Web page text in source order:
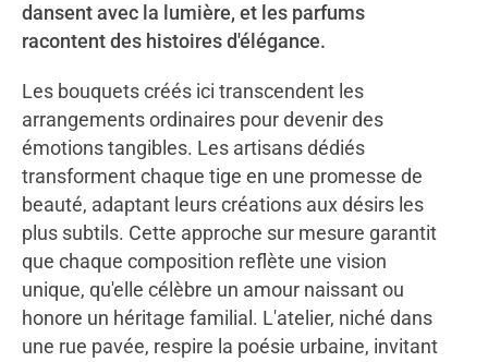
dansent avec la lumière, et les parfums
racontent des histoires d'élégance.
Les bouquets créés ici transcendent les
arrangements ordinaires pour devenir des
émotions tangibles. Les artisans dédiés
transforment chaque tige en une promesse de
beauté, adaptant leurs créations aux désirs les
plus subtils. Cette approche sur mesure garantit
que chaque composition reflète une vision
unique, qu'elle célèbre un amour naissant ou
honore un héritage familial. L'atelier, niché dans
une rue pavée, respire la poésie urbaine, invitant